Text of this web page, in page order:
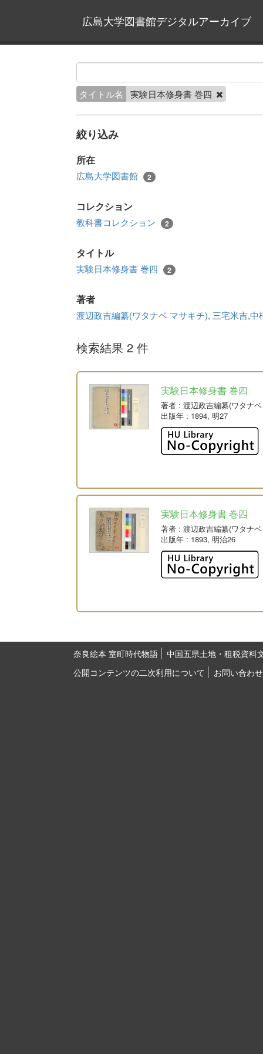
広島大学図書館デジタルアーカイブ
タイトル名 実験日本修身書 巻四
絞り込み
所在
広島大学図書館 2
コレクション
教科書コレクション 2
タイトル
実験日本修身書 巻四 2
著者
渡辺政吉編纂(ワタナベ マサキチ), 三宅米吉,
検索結果 2 件
実験日本修身書 巻四
著者 : 渡辺政吉編纂(ワタナ
出版年 : 1894, 明27
実験日本修身書 巻四
著者 : 渡辺政吉編纂(ワタナ
出版年 : 1893, 明治26
奈良絵本 室町時代物語
中国五県土地・租税資料
公開コンテンツの二次利用について
お問い合わせ